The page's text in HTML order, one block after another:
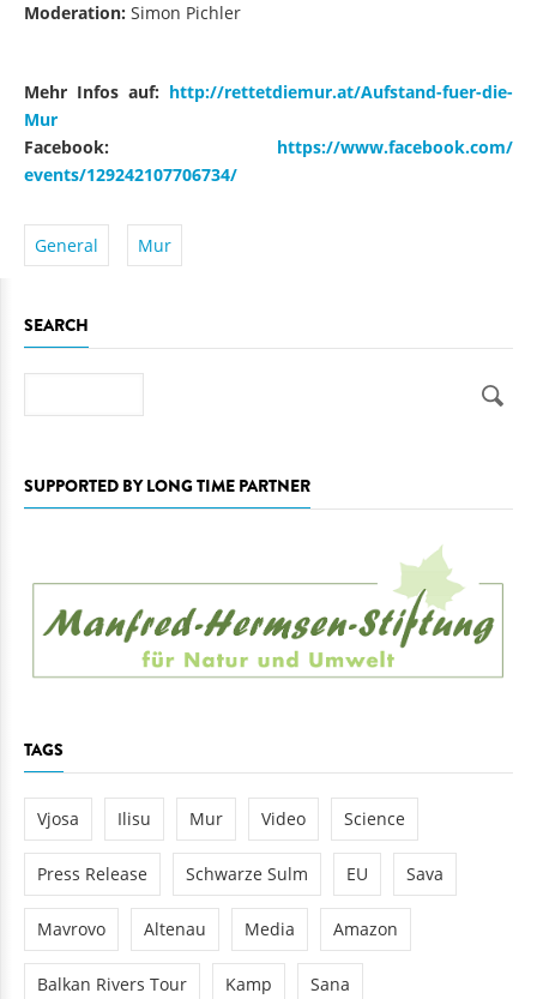
Moderation: Simon Pichler
Mehr Infos auf: http://rettetdiemur.at/Aufstand-fuer-die-
Mur
Facebook: https://www.facebook.com/
events/129242107706734/
General Mur
SEARCH
SUPPORTED BY LONG TIME PARTNER
TAGS
Vjosa Ilisu Mur Video Science
Press Release Schwarze Sulm EU Sava
Mavrovo Altenau Media Amazon
Balkan Rivers Tour Kamp Sana